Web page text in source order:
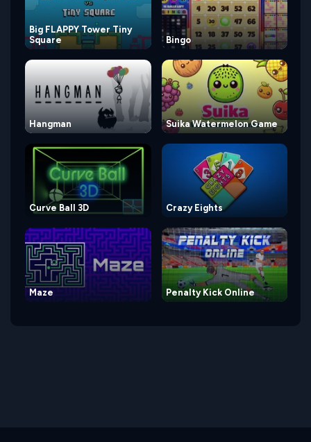
Big FLAPPY Tower Tiny
Square
Bingo
Hangman Suika Watermelon Game
Curve Ball 3D Crazy Eights
Maze Penalty Kick Online